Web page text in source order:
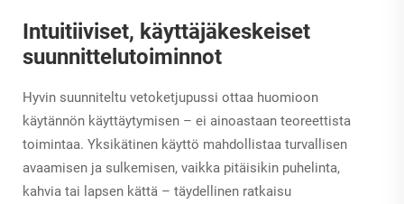
Intuitiiviset, käyttäjäkeskeiset
suunnittelutoiminnot
Hyvin suunniteltu vetoketjupussi ottaa huomioon
käytännön käyttäytymisen – ei ainoastaan teoreettista
toimintaa. Yksikätinen käyttö mahdollistaa turvallisen
avaamisen ja sulkemisen, vaikka pitäisikin puhelinta,
kahvia tai lapsen kättä – täydellinen ratkaisu